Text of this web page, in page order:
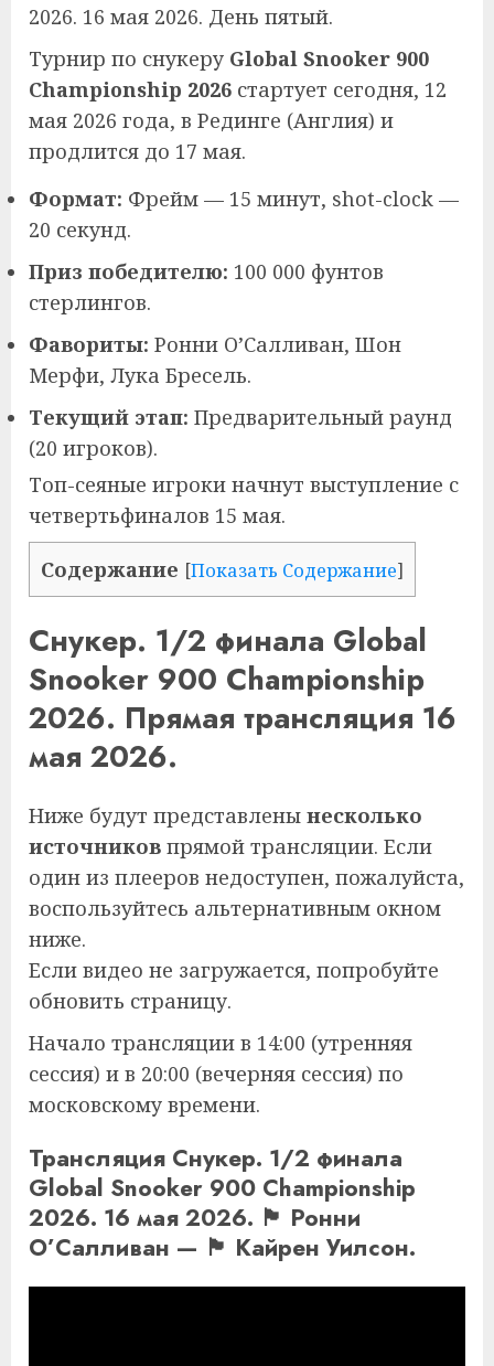
2026. 16 мая 2026. День пятый.
Турнир по снукеру Global Snooker 900
Championship 2026 стартует сегодня, 12
мая 2026 года, в Рединге (Англия) и
продлится до 17 мая.
Формат: Фрейм — 15 минут, shot-clock —
20 секунд.
Приз победителю: 100 000 фунтов
стерлингов.
Фавориты: Ронни О’Салливан, Шон
Мерфи, Лука Бресель.
Текущий этап: Предварительный раунд
(20 игроков).
Топ-сеяные игроки начнут выступление с
четвертьфиналов 15 мая.
Содержание [Показать Содержание]
Снукер. 1/2 финала Global
Snooker 900 Championship
2026. Прямая трансляция 16
мая 2026.
Ниже будут представлены несколько
источников прямой трансляции. Если
один из плееров недоступен, пожалуйста,
воспользуйтесь альтернативным окном
ниже.
Если видео не загружается, попробуйте
обновить страницу.
Начало трансляции в 14:00 (утренняя
сессия) и в 20:00 (вечерняя сессия) по
московскому времени.
Трансляция Снукер. 1/2 финала
Global Snooker 900 Championship
2026. 16 мая 2026. 🏴󠁧󠁢󠁥󠁮󠁧󠁿 Ронни
О’Салливан — 🏴󠁧󠁢󠁥󠁮󠁧󠁿 Кайрен Уилсон.